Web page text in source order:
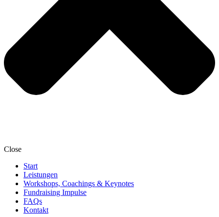
Close
Start
Leistungen
Workshops, Coachings & Keynotes
Fundraising Impulse
FAQs
Kontakt